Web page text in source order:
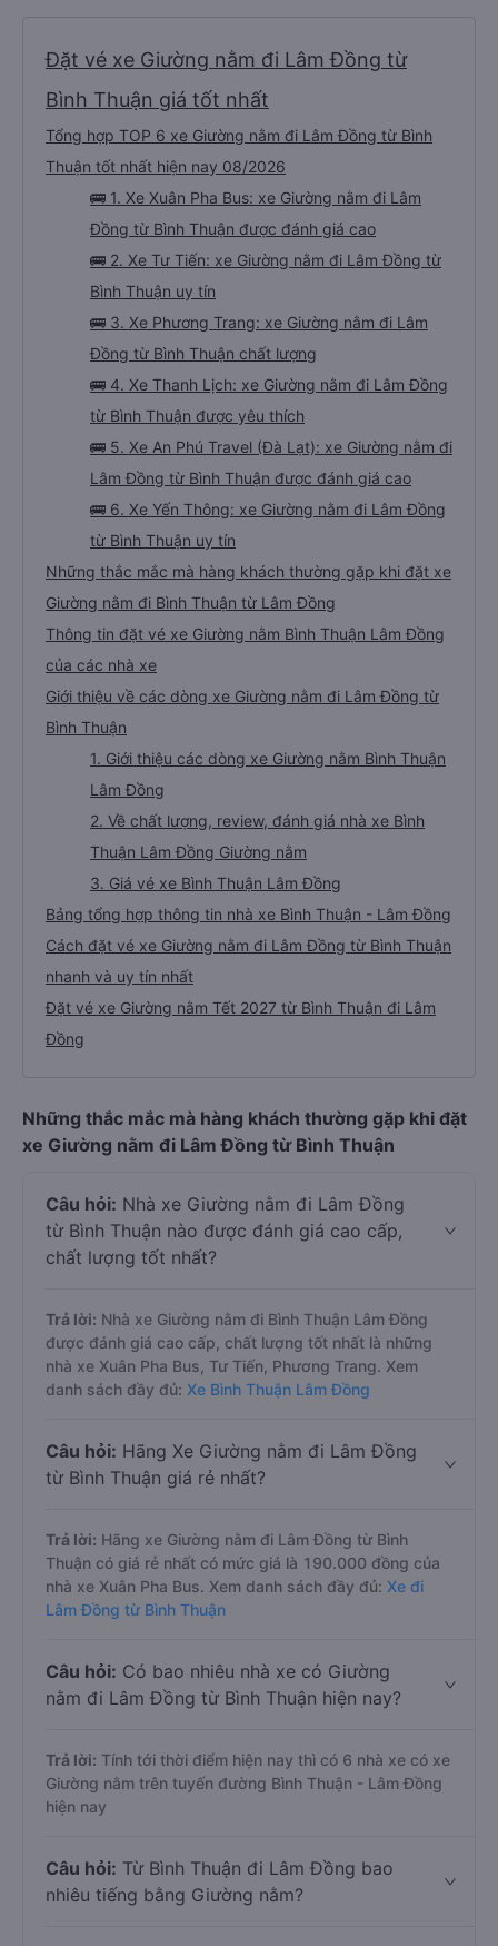
Đặt vé xe Giường nằm đi Lâm Đồng từ
Bình Thuận giá tốt nhất
Tổng hợp TOP 6 xe Giường nằm đi Lâm Đồng từ Bình
Thuận tốt nhất hiện nay 08/2026
🚌 1. Xe Xuân Pha Bus: xe Giường nằm đi Lâm
Đồng từ Bình Thuận được đánh giá cao
🚌 2. Xe Tư Tiến: xe Giường nằm đi Lâm Đồng từ
Bình Thuận uy tín
🚌 3. Xe Phương Trang: xe Giường nằm đi Lâm
Đồng từ Bình Thuận chất lượng
🚌 4. Xe Thanh Lịch: xe Giường nằm đi Lâm Đồng
từ Bình Thuận được yêu thích
🚌 5. Xe An Phú Travel (Đà Lạt): xe Giường nằm đi
Lâm Đồng từ Bình Thuận được đánh giá cao
🚌 6. Xe Yến Thông: xe Giường nằm đi Lâm Đồng
từ Bình Thuận uy tín
Những thắc mắc mà hàng khách thường gặp khi đặt xe
Giường nằm đi Bình Thuận từ Lâm Đồng
Thông tin đặt vé xe Giường nằm Bình Thuận Lâm Đồng
của các nhà xe
Giới thiệu về các dòng xe Giường nằm đi Lâm Đồng từ
Bình Thuận
1. Giới thiệu các dòng xe Giường nằm Bình Thuận
Lâm Đồng
2. Về chất lượng, review, đánh giá nhà xe Bình
Thuận Lâm Đồng Giường nằm
3. Giá vé xe Bình Thuận Lâm Đồng
Bảng tổng hợp thông tin nhà xe Bình Thuận - Lâm Đồng
Cách đặt vé xe Giường nằm đi Lâm Đồng từ Bình Thuận
nhanh và uy tín nhất
Đặt vé xe Giường nằm Tết 2027 từ Bình Thuận đi Lâm
Đồng
Những thắc mắc mà hàng khách thường gặp khi đặt
xe Giường nằm đi Lâm Đồng từ Bình Thuận
Câu hỏi: Nhà xe Giường nằm đi Lâm Đồng
từ Bình Thuận nào được đánh giá cao cấp,
chất lượng tốt nhất?
Trả lời: Nhà xe Giường nằm đi Bình Thuận Lâm Đồng
được đánh giá cao cấp, chất lượng tốt nhất là những
nhà xe Xuân Pha Bus, Tư Tiến, Phương Trang. Xem
danh sách đầy đủ: Xe Bình Thuận Lâm Đồng
Câu hỏi: Hãng Xe Giường nằm đi Lâm Đồng
từ Bình Thuận giá rẻ nhất?
Trả lời: Hãng xe Giường nằm đi Lâm Đồng từ Bình
Thuận có giá rẻ nhất có mức giá là 190.000 đồng của
nhà xe Xuân Pha Bus. Xem danh sách đầy đủ: Xe đi
Lâm Đồng từ Bình Thuận
Câu hỏi: Có bao nhiêu nhà xe có Giường
nằm đi Lâm Đồng từ Bình Thuận hiện nay?
Trả lời: Tính tới thời điểm hiện nay thì có 6 nhà xe có xe
Giường nằm trên tuyến đường Bình Thuận - Lâm Đồng
hiện nay
Câu hỏi: Từ Bình Thuận đi Lâm Đồng bao
nhiêu tiếng bằng Giường nằm?